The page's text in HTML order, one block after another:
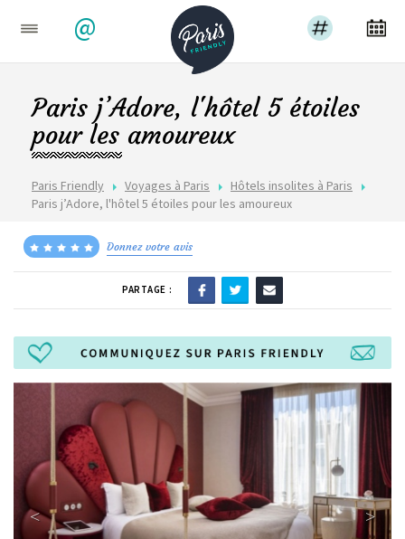
@
Paris Friendly Voyages à Paris
Hôtels insolites à Paris
Paris j’Adore, l'hôtel 5 étoiles pour les amoureux
Paris j’Adore, l'hôtel 5 étoiles
pour les amoureux
Donnez votre avis
PARTAGE :